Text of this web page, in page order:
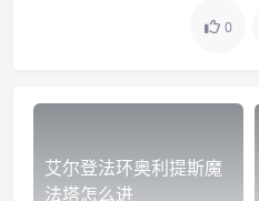
0
艾尔登法环奥利提斯魔
法塔怎么进